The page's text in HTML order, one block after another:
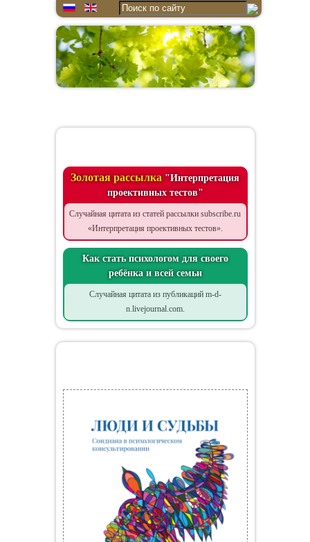
Золотая рассылка"Интерпретация
проективных тестов"
Случайная цитата из статей рассылки subscribe.ru
«Интерпретация проективных тестов».
Как стать психологом для своего
ребёнка и всей семьи
Случайная цитата из публикаций m-d-
n.livejournal.com.